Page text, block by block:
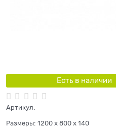
Есть в наличии
Артикул:
Размеры: 1200 x 800 x 140